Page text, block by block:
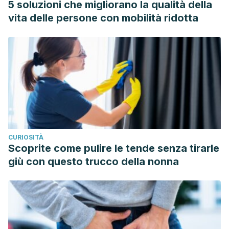
https://doi.org/10.1080/87559129809541150
5 soluzioni che migliorano la qualità della
vita delle persone con mobilità ridotta
CURIOSITÀ
Scoprite come pulire le tende senza tirarle
giù con questo trucco della nonna